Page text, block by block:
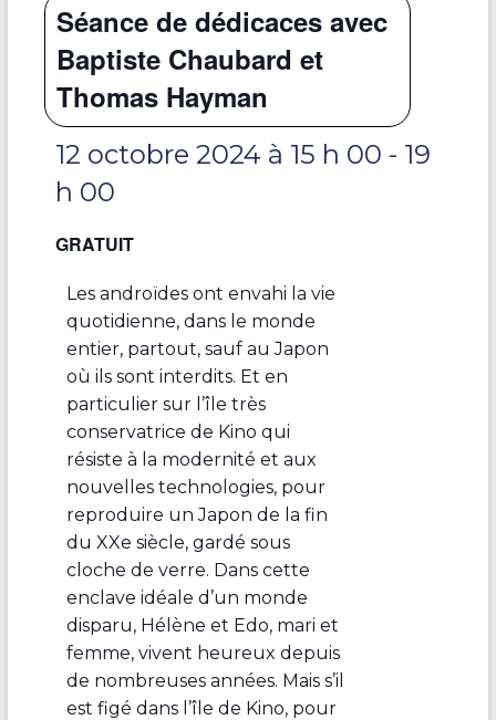
Séance de dédicaces avec
Baptiste Chaubard et
Thomas Hayman
12 octobre 2024 à 15 h 00 - 19
h 00
GRATUIT
Les androïdes ont envahi la vie
quotidienne, dans le monde
entier, partout, sauf au Japon
où ils sont interdits. Et en
particulier sur l’île très
conservatrice de Kino qui
résiste à la modernité et aux
nouvelles technologies, pour
reproduire un Japon de la fin
du XXe siècle, gardé sous
cloche de verre. Dans cette
enclave idéale d’un monde
disparu, Hélène et Edo, mari et
femme, vivent heureux depuis
de nombreuses années. Mais s’il
est figé dans l’île de Kino, pour